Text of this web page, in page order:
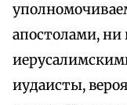
апостолами, ни
иудаисты,